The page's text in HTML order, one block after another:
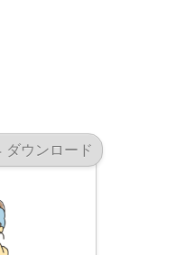
ダウンロード